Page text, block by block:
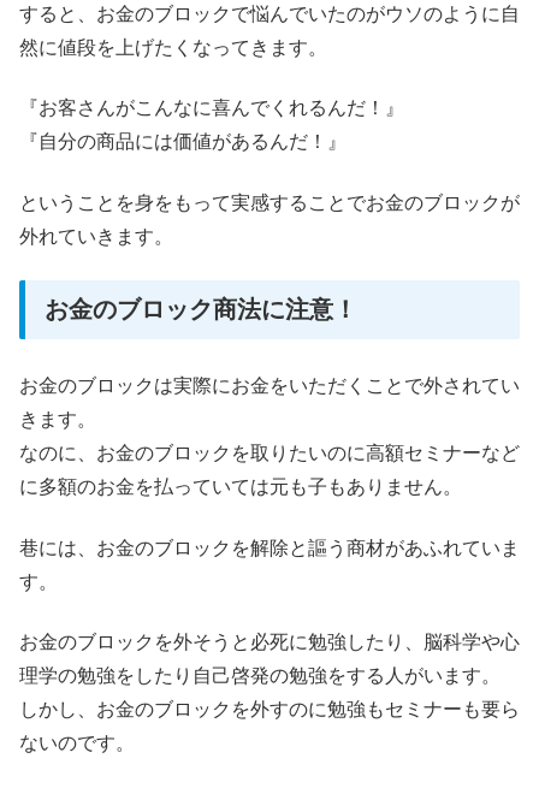
すると、お金のブロックで悩んでいたのがウソのように自
然に値段を上げたくなってきます。
『お客さんがこんなに喜んでくれるんだ！』
『自分の商品には価値があるんだ！』
ということを身をもって実感することでお金のブロックが
外れていきます。
お金のブロック商法に注意！
お金のブロックは実際にお金をいただくことで外されてい
きます。
なのに、お金のブロックを取りたいのに高額セミナーなど
に多額のお金を払っていては元も子もありません。
巷には、お金のブロックを解除と謳う商材があふれていま
す。
お金のブロックを外そうと必死に勉強したり、脳科学や心
理学の勉強をしたり自己啓発の勉強をする人がいます。
しかし、お金のブロックを外すのに勉強もセミナーも要ら
ないのです。